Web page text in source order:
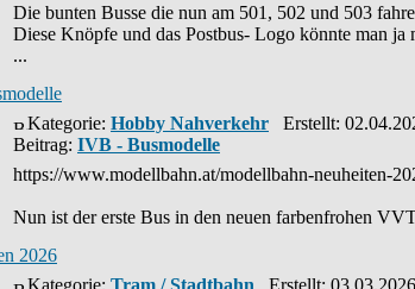
Die bunten Busse die nun am 501, 502 und 503
Diese Knöpfe und das Postbus- Logo könnte man
...
Kategorie: Hobby Nahverkehr Erstellt:
Beitrag: IVB - Busmodelle
https://www.modellbahn.at/modellbahn-neuheiten-
Nun ist der erste Bus in den neuen farbenfrohen
2026
Kategorie: Tram / Stadtbahn Erstellt: